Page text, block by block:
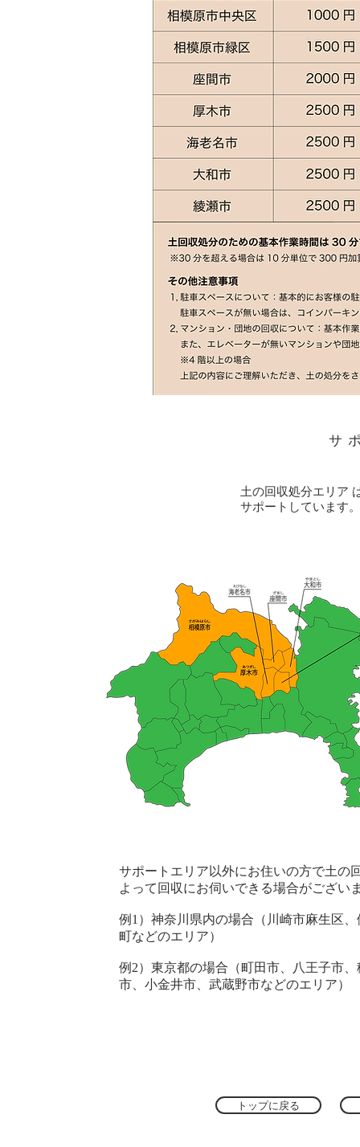
サ
土の回収処分エリア
サポートしています。
サポートエリア以外にお住いの方で土の
よって回収にお伺いできる場合がござい
例1）神奈川県内の場合（川崎市麻生区
町などのエリア）
例2）東京都の場合（町田市、八王子市
市、小金井市、武蔵野市などのエリア）
トップに戻る